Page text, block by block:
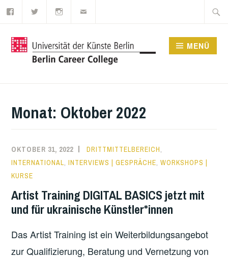
Zum
springen
Suche
COLLEGE
MENÜ
Monat: Oktober 2022
OKTOBER 31, 2022 DRITTMITTELBEREICH,
INTERNATIONAL,INTERVIEWS | GESPRÄCHE,WORKSHOPS |
KURSE
Artist Training DIGITAL BASICS jetzt mit
und für ukrainische Künstler*innen
Das Artist Training ist ein Weiterbildungsangebot
zur Qualifizierung, Beratung und Vernetzung von